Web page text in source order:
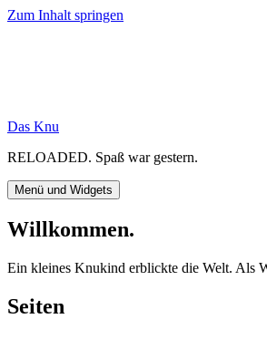
Zum Inhalt springen
Das Knu
RELOADED. Spaß war gestern.
Menü und Widgets
Willkommen.
Ein kleines Knukind erblickte die Welt. Als
Seiten